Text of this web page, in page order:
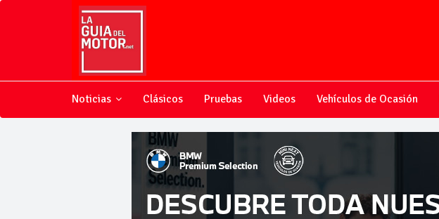
Noticias Clásicos Pruebas Videos Vehículos de Ocasión